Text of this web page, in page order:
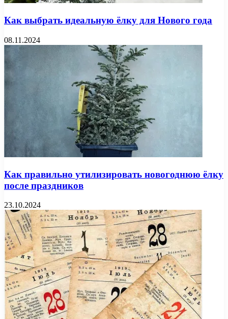
Как выбрать идеальную ёлку для Нового года
08.11.2024
Как правильно утилизировать новогоднюю ёлку
после праздников
23.10.2024